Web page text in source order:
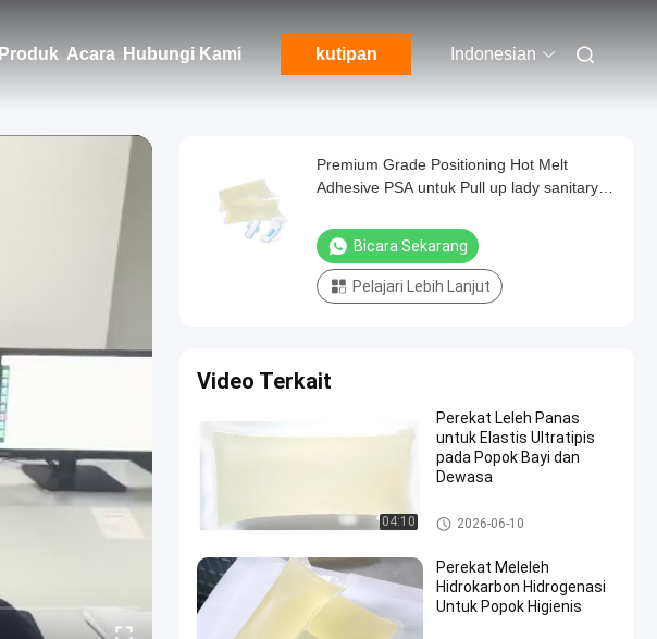
Produk Acara Hubungi Kami kutipan Indonesian
Premium Grade Positioning Hot Melt
Adhesive PSA untuk Pull up lady sanitary
Bicara Sekarang
Pelajari Lebih Lanjut
Video Terkait
04:10
Perekat Leleh Panas
untuk Elastis Ultratipis
pada Popok Bayi dan
Dewasa
perekat PSA panas meleleh
2026-06-10
Perekat Meleleh
Hidrokarbon Hidrogenasi
Untuk Popok Higienis